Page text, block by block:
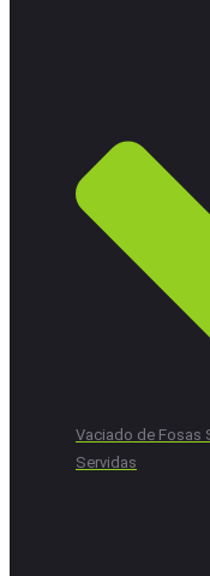
Vaciado de Fosas
Servidas